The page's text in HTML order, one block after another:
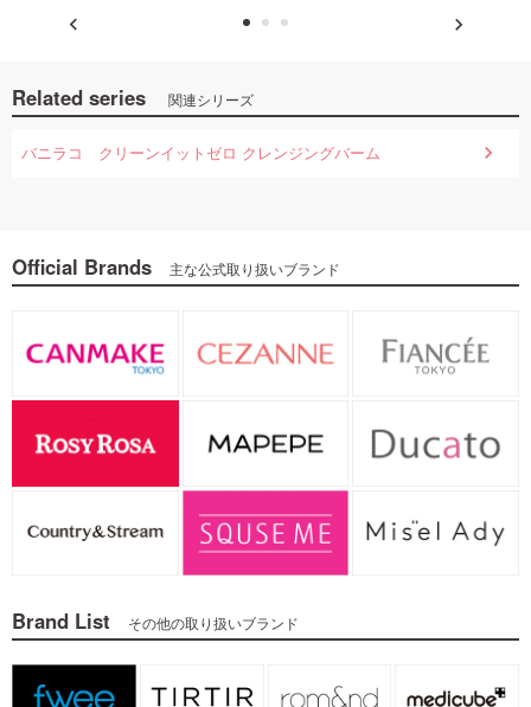
Related series 関連シリーズ
バニラコ クリーンイットゼロ クレンジングバーム
Official Brands 主な公式取り扱いブランド
Brand List その他の取り扱いブランド